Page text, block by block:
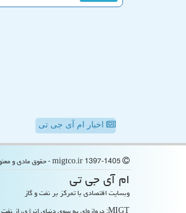
اخبار ام آی جی تی
ام آی جی تی
وبسایت اقتصادی با تمرکز بر نفت و گاز